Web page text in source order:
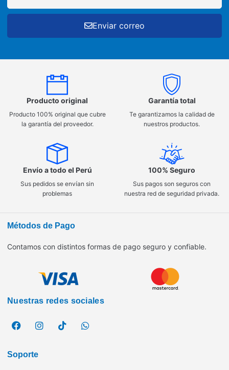
Enviar correo
Producto original
Producto 100% original que cubre
la garantía del proveedor.
Garantía total
Te garantizamos la calidad de
nuestros productos.
Envío a todo el Perú
Sus pedidos se envían sin
problemas
100% Seguro
Sus pagos son seguros con
nuestra red de seguridad privada.
Métodos de Pago
Contamos con distintos formas de pago seguro y confiable.
Nuestras redes sociales
Soporte